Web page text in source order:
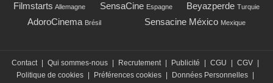
Filmstarts Allemagne SensaCine Espagne Beyazperde Turquie
AdoroCinema Brésil Sensacine México Mexique
Contact Qui sommes-nous Recrutement Publicité CGU CGV
Politique de cookies
Préférences cookies Données Personnelles